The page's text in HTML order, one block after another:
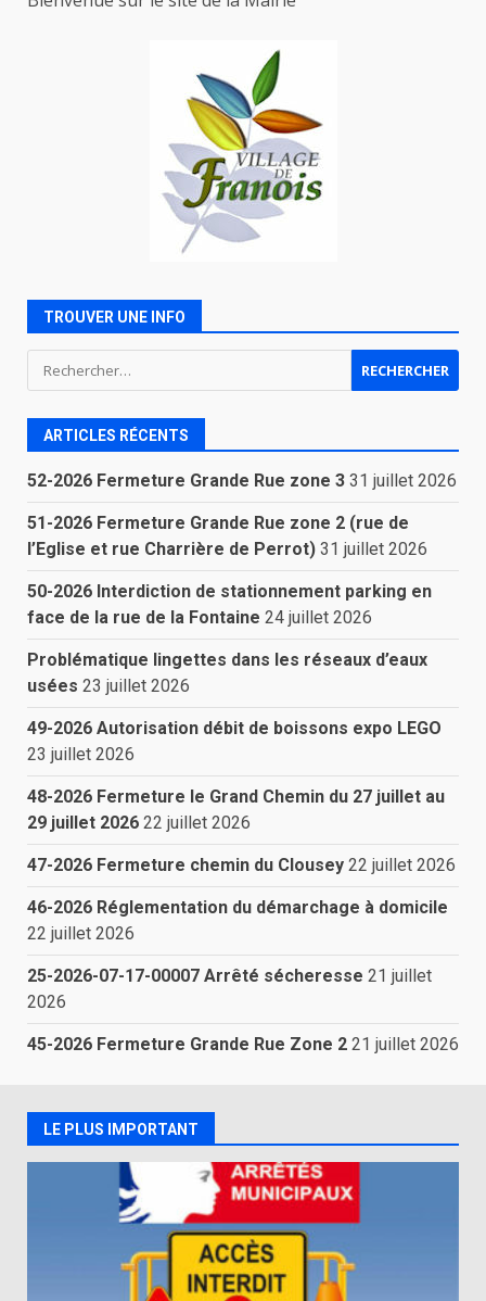
TROUVER UNE INFO
Rechercher :
ARTICLES RÉCENTS
52-2026 Fermeture Grande Rue zone 3 31 juillet 2026
51-2026 Fermeture Grande Rue zone 2 (rue de
l’Eglise et rue Charrière de Perrot) 31 juillet 2026
50-2026 Interdiction de stationnement parking en
face de la rue de la Fontaine 24 juillet 2026
Problématique lingettes dans les réseaux d’eaux
usées 23 juillet 2026
49-2026 Autorisation débit de boissons expo LEGO
23 juillet 2026
48-2026 Fermeture le Grand Chemin du 27 juillet au
29 juillet 2026 22 juillet 2026
47-2026 Fermeture chemin du Clousey 22 juillet 2026
46-2026 Réglementation du démarchage à domicile
22 juillet 2026
25-2026-07-17-00007 Arrêté sécheresse 21 juillet
2026
45-2026 Fermeture Grande Rue Zone 2 21 juillet 2026
LE PLUS IMPORTANT